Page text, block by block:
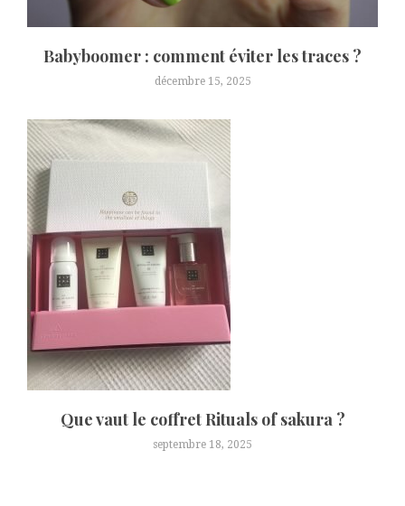
Babyboomer : comment éviter les traces ?
décembre 15, 2025
Que vaut le coffret Rituals of sakura ?
septembre 18, 2025